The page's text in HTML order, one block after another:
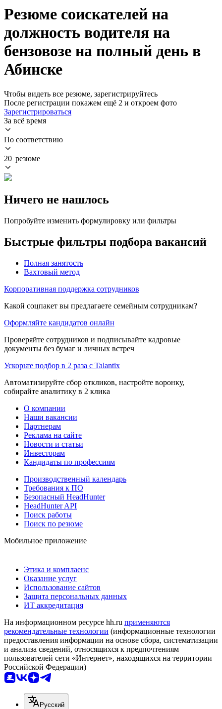
Резюме соискателей на
должность водителя на
бензовозе на полный день в
Абинске
Чтобы видеть все резюме, зарегистрируйтесь
После регистрации покажем ещё 2 и откроем фото
Зарегистрироваться
За всё время
По соответствию
20 резюме
Ничего не нашлось
Попробуйте изменить формулировку или фильтры
Быстрые фильтры подбора вакансий
Полная занятость
Вахтовый метод
Корпоративная поддержка сотрудников
Какой соцпакет вы предлагаете семейным сотрудникам?
Оформляйте кандидатов онлайн
Проверяйте сотрудников и подписывайте кадровые
документы без бумаг и личных встреч
Ускорьте подбор в 2 раза с Talantix
Автоматизируйте сбор откликов, настройте воронку,
собирайте аналитику в 2 клика
О компании
Наши вакансии
Партнерам
Реклама на сайте
Новости и статьи
Инвесторам
Кандидаты по профессиям
Производственный календарь
Требования к ПО
Безопасный HeadHunter
HeadHunter API
Поиск работы
Поиск по резюме
Мобильное приложение
Этика и комплаенс
Оказание услуг
Использование сайтов
Защита персональных данных
ИТ аккредитация
На информационном ресурсе hh.ru применяются
рекомендательные технологии (информационные технологии
предоставления информации на основе сбора, систематизации
и анализа сведений, относящихся к предпочтениям
пользователей сети «Интернет», находящихся на территории
Российской Федерации)
Русский